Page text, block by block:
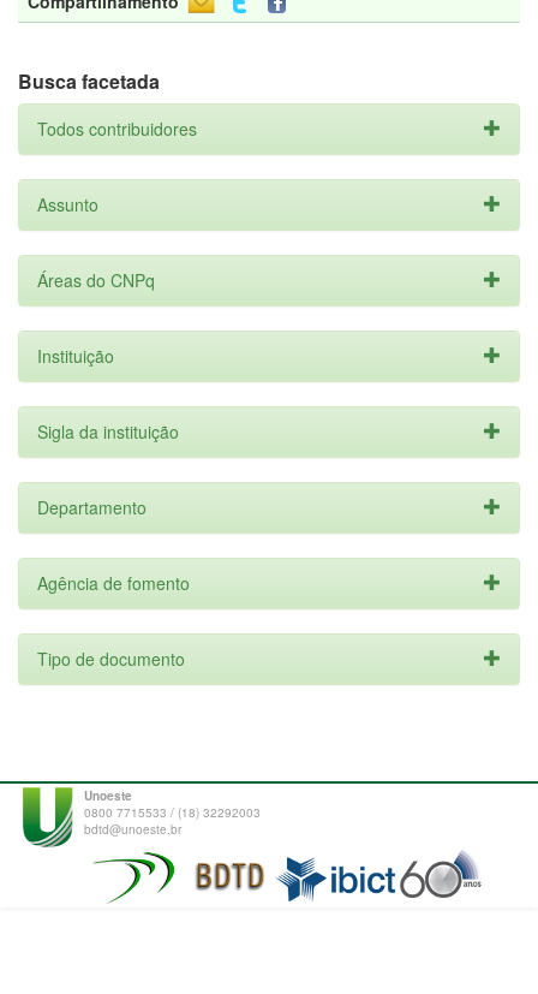
Busca facetada
Todos contribuidores
Assunto
Áreas do CNPq
Instituição
Sigla da instituição
Departamento
Agência de fomento
Tipo de documento
Unoeste
0800 7715533 / (18) 32292003
bdtd@unoeste.br